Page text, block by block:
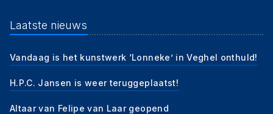
Laatste nieuws
Vandaag is het kunstwerk ‘Lonneke’ in Veghel onthuld!
H.P.C. Jansen is weer teruggeplaatst!
Altaar van Felipe van Laar geopend